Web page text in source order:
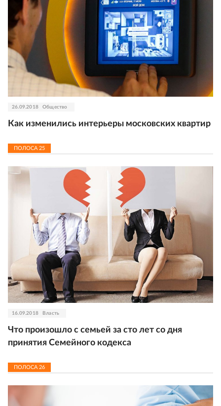
26.09.2018 Общество
Как изменились интерьеры московских квартир
ПОЛОСА 25
16.09.2018 Власть
Что произошло с семьей за сто лет со дня
принятия Семейного кодекса
ПОЛОСА26